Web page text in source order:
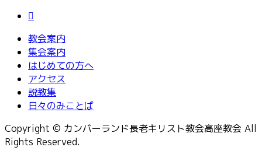
教会案内
集会案内
はじめての方へ
アクセス
説教集
日々のみことば
Copyright © カンバーランド長老キリスト教会高座教会 All
Rights Reserved.